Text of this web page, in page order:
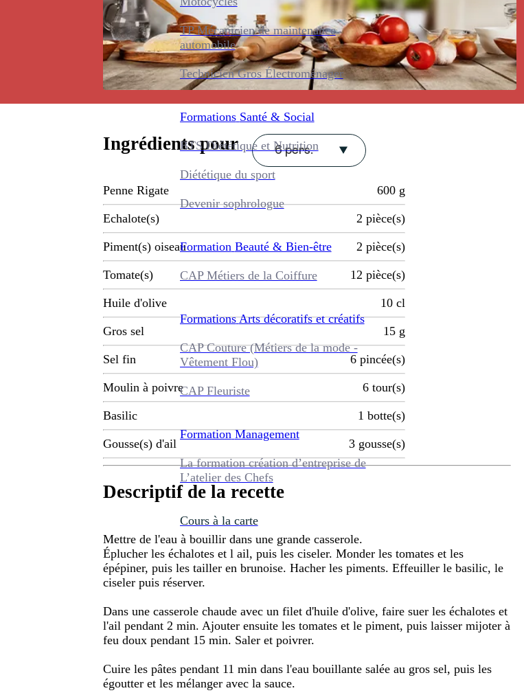
TP Mécanicien de maintenance
automobile
Technicien Gros Électroménager
Formations Santé & Social
BTS Diététique et Nutrition
Diététique du sport
Devenir sophrologue
Formation Beauté & Bien-être
CAP Métiers de la Coiffure
Formations Arts décoratifs et créatifs
CAP Couture (Métiers de la mode -
Vêtement Flou)
CAP Fleuriste
Formation Management
La formation création d’entreprise de
L’atelier des Chefs
Cours à la carte
Ingrédients pour 6 pers.
Penne Rigate 600 g
Echalote(s) 2 pièce(s)
Piment(s) oiseau 2 pièce(s)
Tomate(s) 12 pièce(s)
Huile d'olive 10 cl
Gros sel 15 g
Sel fin 6 pincée(s)
Moulin à poivre 6 tour(s)
Basilic 1 botte(s)
Gousse(s) d'ail 3 gousse(s)
Descriptif de la recette
Mettre de l'eau à bouillir dans une grande casserole.
Éplucher les échalotes et l ail, puis les ciseler. Monder les tomates et les
épépiner, puis les tailler en brunoise. Hacher les piments. Effeuiller le basilic, le
ciseler puis réserver.
Dans une casserole chaude avec un filet d'huile d'olive, faire suer les échalotes et
l'ail pendant 2 min. Ajouter ensuite les tomates et le piment, puis laisser mijoter à
feu doux pendant 15 min. Saler et poivrer.
Cuire les pâtes pendant 11 min dans l'eau bouillante salée au gros sel, puis les
égoutter et les mélanger avec la sauce.